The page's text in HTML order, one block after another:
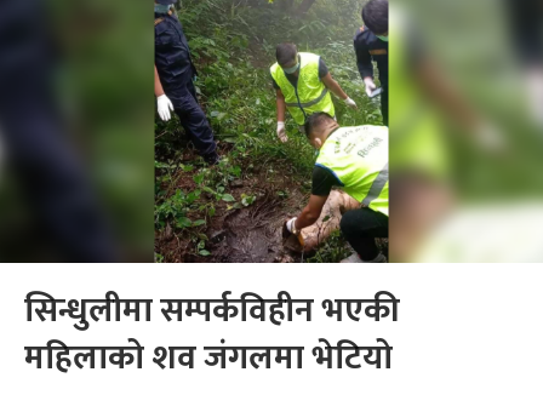
सिन्धुलीमा सम्पर्कविहीन भएकी
महिलाको शव ‌जंगलमा भेटियो